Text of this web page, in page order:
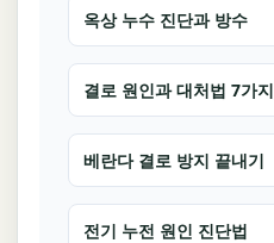
옥상 누수 진단과 방수
결로 원인과 대처법 7가지
베란다 결로 방지 끝내기
전기 누전 원인 진단법